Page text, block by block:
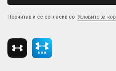
Прочитав и се согласив со Условите за